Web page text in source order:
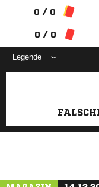
0 / 0
0 / 0
Legende